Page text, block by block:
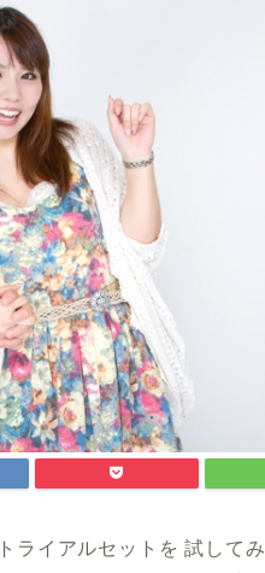
ライアルセットを 試して